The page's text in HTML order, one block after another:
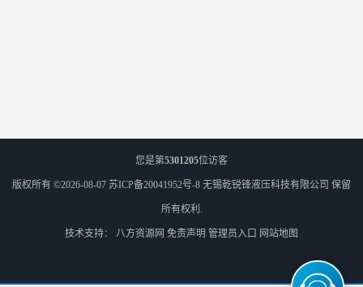
您是第5301205位访客
版权所有 ©2026-08-07 苏ICP备20041952号-8 无锡乾锐锋液压科技有限公司 保留
所有权利.
技术支持： 八方资源网 免责声明 管理员入口 网站地图